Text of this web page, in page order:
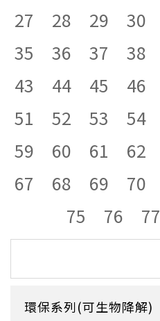
27
28 29 30
35
36 37 38
43
44 45 46
51
52 53 54
59
60 61 62
67
68 69 70
75
76 77
環保系列(可生物降解)